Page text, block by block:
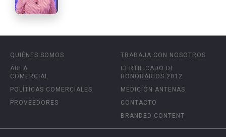
QUIÉNES SOMOS
ÁREA
COMERCIAL
POLÍTICAS COMERCIALES
PROVEEDORES
TRABAJA CON NOSOTROS
CERTIFICADO DE
HONORARIOS 2012
MEDICIÓN ANTENAS
CONTACTO
BRANDED CONTENT